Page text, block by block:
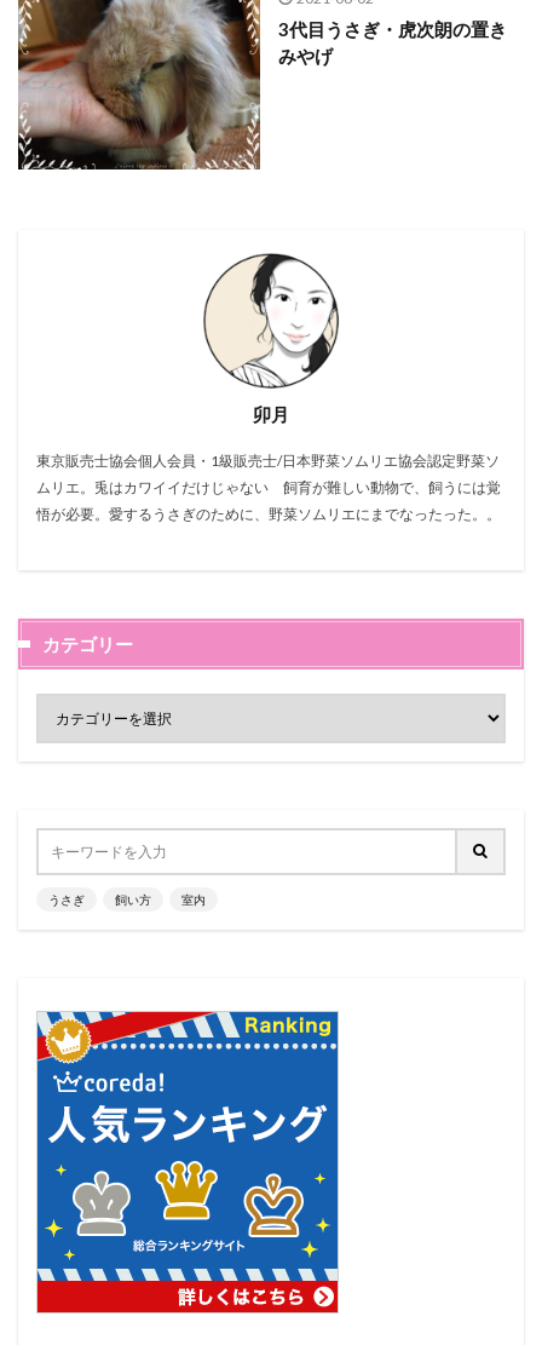
3代目うさぎ・虎次朗の置き
みやげ
卯月
東京販売士協会個人会員・1級販売士/日本野菜ソムリエ協会認定野菜ソ
ムリエ。兎はカワイイだけじゃない 飼育が難しい動物で、飼うには覚
悟が必要。愛するうさぎのために、野菜ソムリエにまでなったった。。
カテゴリー
うさぎ 飼い方 室内